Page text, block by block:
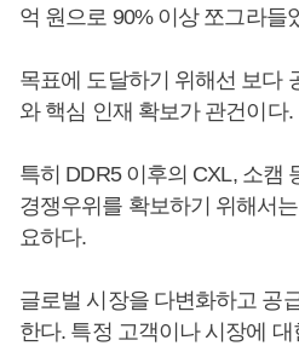
억 원으로 90% 이상 쪼그라들
목표에 도달하기 위해선 보다
와 핵심 인재 확보가 관건이다.
특히 DDR5 이후의 CXL, 소캠
경쟁우위를 확보하기 위해서
요하다.
글로벌 시장을 다변화하고 공
한다. 특정 고객이나 시장에